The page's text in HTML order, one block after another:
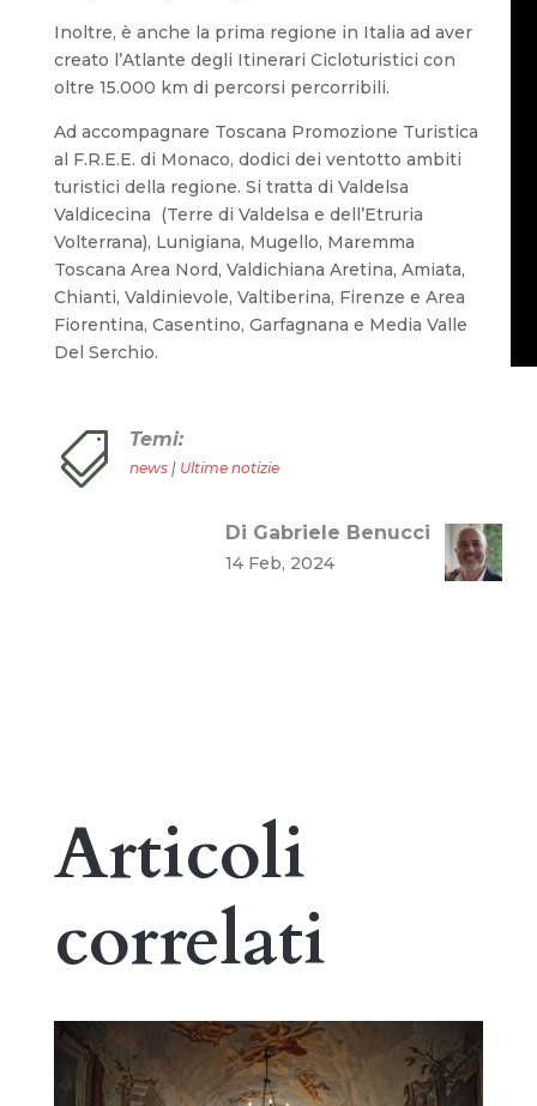
Inoltre, è anche la prima regione in Italia ad aver
creato l’Atlante degli Itinerari Cicloturistici con
oltre 15.000 km di percorsi percorribili.
Ad accompagnare Toscana Promozione Turistica
al F.R.E.E. di Monaco, dodici dei ventotto ambiti
turistici della regione. Si tratta di Valdelsa
Valdicecina (Terre di Valdelsa e dell’Etruria
Volterrana), Lunigiana, Mugello, Maremma
Toscana Area Nord, Valdichiana Aretina, Amiata,
Chianti, Valdinievole, Valtiberina, Firenze e Area
Fiorentina, Casentino, Garfagnana e Media Valle
Del Serchio.
 Temi:
news| Ultime notizie
Di Gabriele Benucci
14 Feb, 2024
Articoli
correlati